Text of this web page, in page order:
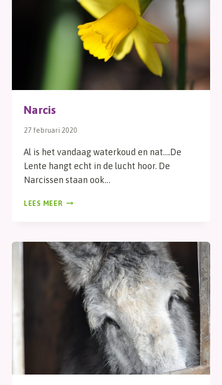
Narcis
27 februari 2020
Al is het vandaag waterkoud en nat….De
Lente hangt echt in de lucht hoor. De
Narcissen staan ook…
LEES MEER NARCIS